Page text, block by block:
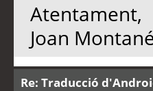
Atentament,
Joan
Re: Traducció